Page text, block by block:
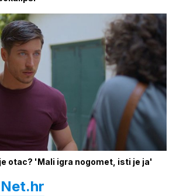
otac? 'Mali igra nogomet, isti je ja'
Net.hr